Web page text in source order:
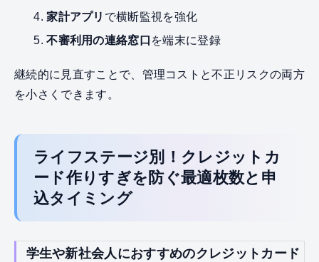
家計アプリ で横断監視を強化
不審利用の連絡窓口 を端末に登録
継続的に見直すことで、管理コストと不正リスクの両方
を小さくできます。
ライフステージ別！クレジットカ
ード作りすぎを防ぐ最適枚数と申
込タイミング
学生や新社会人におすすめのクレジットカード